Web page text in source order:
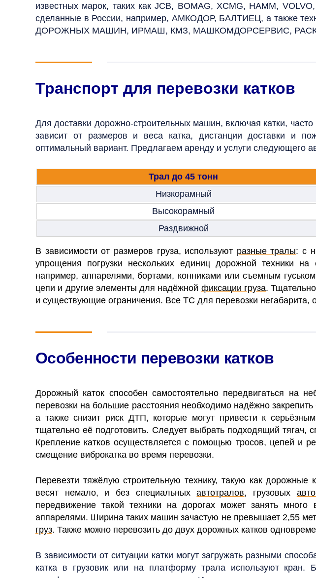
известных марок, таких как JCB, BOMAG, XCMG, HAMM,
сделанные в России, например, АМКОДОР, БАЛТИЕЦ, а также
ДОРОЖНЫХ МАШИН, ИРМАШ, КМЗ, МАШКОМДОРСЕРВИС,
Транспорт для перевозки катков
Для доставки дорожно-строительных машин, включая катки,
зависит от размеров и веса катка, дистанции доставки и
оптимальный вариант. Предлагаем аренду и услуги следующего
Трал до 45 тонн
Низкорамный
Высокорамный
Раздвижной
В зависимости от размеров груза, используют разные тралы: с
упрощения погрузки нескольких единиц дорожной техники
например, аппарелями, бортами, конниками или съемным
цепи и другие элементы для надёжной фиксации груза. Т
и существующие ограничения. Все ТС для перевозки негабарита,
Особенности перевозки катков
Дорожный каток способен самостоятельно передвигаться на
перевозки на большие расстояния необходимо надёжно
а также снизит риск ДТП, которые могут привести к
тщательно её подготовить. Следует выбрать подходящий тягач,
Крепление катков осуществляется с помощью тросов, цепей и
смещение виброкатка во время перевозки.
Перевезти тяжёлую строительную технику, такую как
весят немало, и без специальныхавтотралов, грузовых
передвижение такой техники на дорогах может занять
аппарелями. Ширина таких машин зачастую не превышает 2,55
груз. Также можно перевозить до двух дорожных катков
В зависимости от ситуации катки могут загружать разными
катка в грузовик или на платформу трала используют кран.